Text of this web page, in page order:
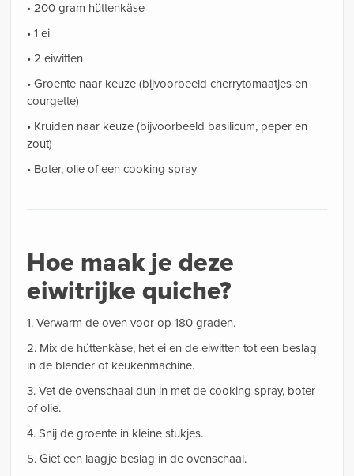
• 200 gram hüttenkäse
• 1 ei
• 2 eiwitten
• Groente naar keuze (bijvoorbeeld cherrytomaatjes en
courgette)
• Kruiden naar keuze (bijvoorbeeld basilicum, peper en
zout)
• Boter, olie of een cooking spray
Hoe maak je deze
eiwitrijke quiche?
1. Verwarm de oven voor op 180 graden.
2. Mix de hüttenkäse, het ei en de eiwitten tot een beslag
in de blender of keukenmachine.
3. Vet de ovenschaal dun in met de cooking spray, boter
of olie.
4. Snij de groente in kleine stukjes.
5. Giet een laagje beslag in de ovenschaal.